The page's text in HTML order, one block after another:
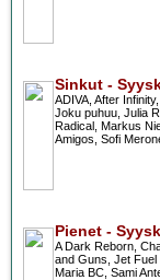
Sinkut -
ADIVA, After
Joku puhuu, Julia
Radical, Markus
Amigos, Sofi
Pienet -
A Dark Reborn,
and Guns, Jet Fuel
Maria BC, Sami